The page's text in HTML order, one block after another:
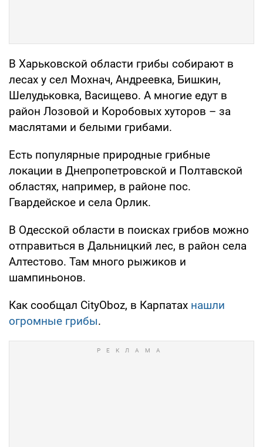
В Харьковской области грибы собирают в
лесах у сел Мохнач, Андреевка, Бишкин,
Шелудьковка, Васищево. А многие едут в
район Лозовой и Коробовых хуторов – за
маслятами и белыми грибами.
Есть популярные природные грибные
локации в Днепропетровской и Полтавской
областях, например, в районе пос.
Гвардейское и села Орлик.
В Одесской области в поисках грибов можно
отправиться в Дальницкий лес, в район села
Алтестово. Там много рыжиков и
шампиньонов.
Как сообщал CityOboz, в Карпатах нашли
огромные грибы.